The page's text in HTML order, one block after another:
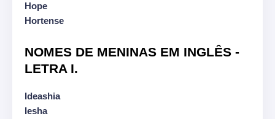
Hope
Hortense
NOMES DE MENINAS EM INGLÊS -
LETRA I.
Ideashia
Iesha